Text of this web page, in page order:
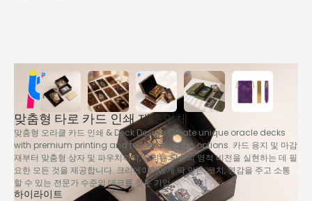
맞춤형 타로 카드 인쇄 제조업체
맞춤형 오라클 카드 인쇄 & Deck Design Create unique oracle decks
with premium printing and tailored design options. 카드 용지 및 마감
재부터 맞춤형 상자 및 파우치까지, 우리는 당신의 영적 비전을 실현하는 데 필
요한 모든 것을 제공합니다. 크리에이터에게 딱 맞는, 코치, 영감을 주고 소통
할 수 있는 전문가 수준의 데크를 찾는 기업.
하이라이트